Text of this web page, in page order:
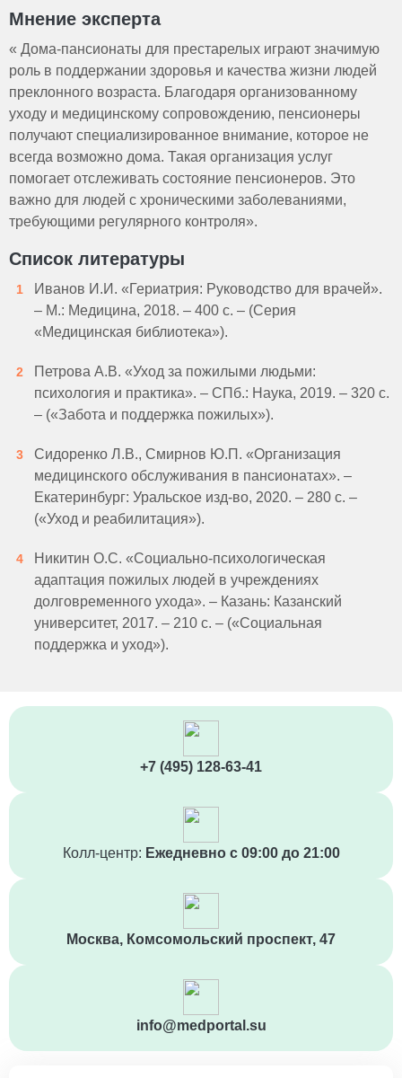
Мнение эксперта
« Дома-пансионаты для престарелых играют значимую
роль в поддержании здоровья и качества жизни людей
преклонного возраста. Благодаря организованному
уходу и медицинскому сопровождению, пенсионеры
получают специализированное внимание, которое не
всегда возможно дома. Такая организация услуг
помогает отслеживать состояние пенсионеров. Это
важно для людей с хроническими заболеваниями,
требующими регулярного контроля».
Список литературы
Иванов И.И. «Гериатрия: Руководство для врачей».
– М.: Медицина, 2018. – 400 с. – (Серия
«Медицинская библиотека»).
Петрова А.В. «Уход за пожилыми людьми:
психология и практика». – СПб.: Наука, 2019. – 320 с.
– («Забота и поддержка пожилых»).
Сидоренко Л.В., Смирнов Ю.П. «Организация
медицинского обслуживания в пансионатах». –
Екатеринбург: Уральское изд-во, 2020. – 280 с. –
(«Уход и реабилитация»).
Никитин О.С. «Социально-психологическая
адаптация пожилых людей в учреждениях
долговременного ухода». – Казань: Казанский
университет, 2017. – 210 с. – («Социальная
поддержка и уход»).
+7 (495) 128-63-41
Колл-центр: Ежедневно с 09:00 до 21:00
Москва, Комсомольский проспект, 47
info@medportal.su